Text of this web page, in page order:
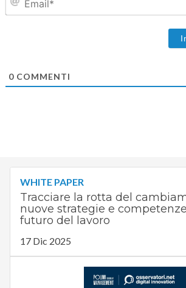
0COMMENTI
WHITE PAPER
Tracciare la rotta del
nuove strategie e
futuro del lavoro
17 Dic 2025